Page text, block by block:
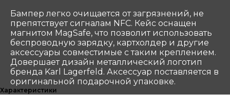
Бампер легко очищается от загрязнений, не
препятствует сигналам NFC. Кейс оснащен
магнитом MagSafe, что позволит использовать
беспроводную зарядку, картхолдер и другие
аксессуары совместимые с таким креплением.
Довершает дизайн металлический логотип
бренда Karl Lagerfeld. Аксессуар поставляется в
оригинальной подарочной упаковке.
Характеристики